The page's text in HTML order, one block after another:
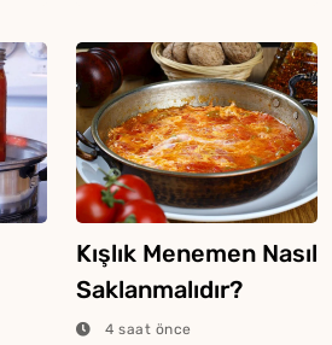
Kışlık Menemen Nasıl
Saklanmalıdır?
4 saat önce